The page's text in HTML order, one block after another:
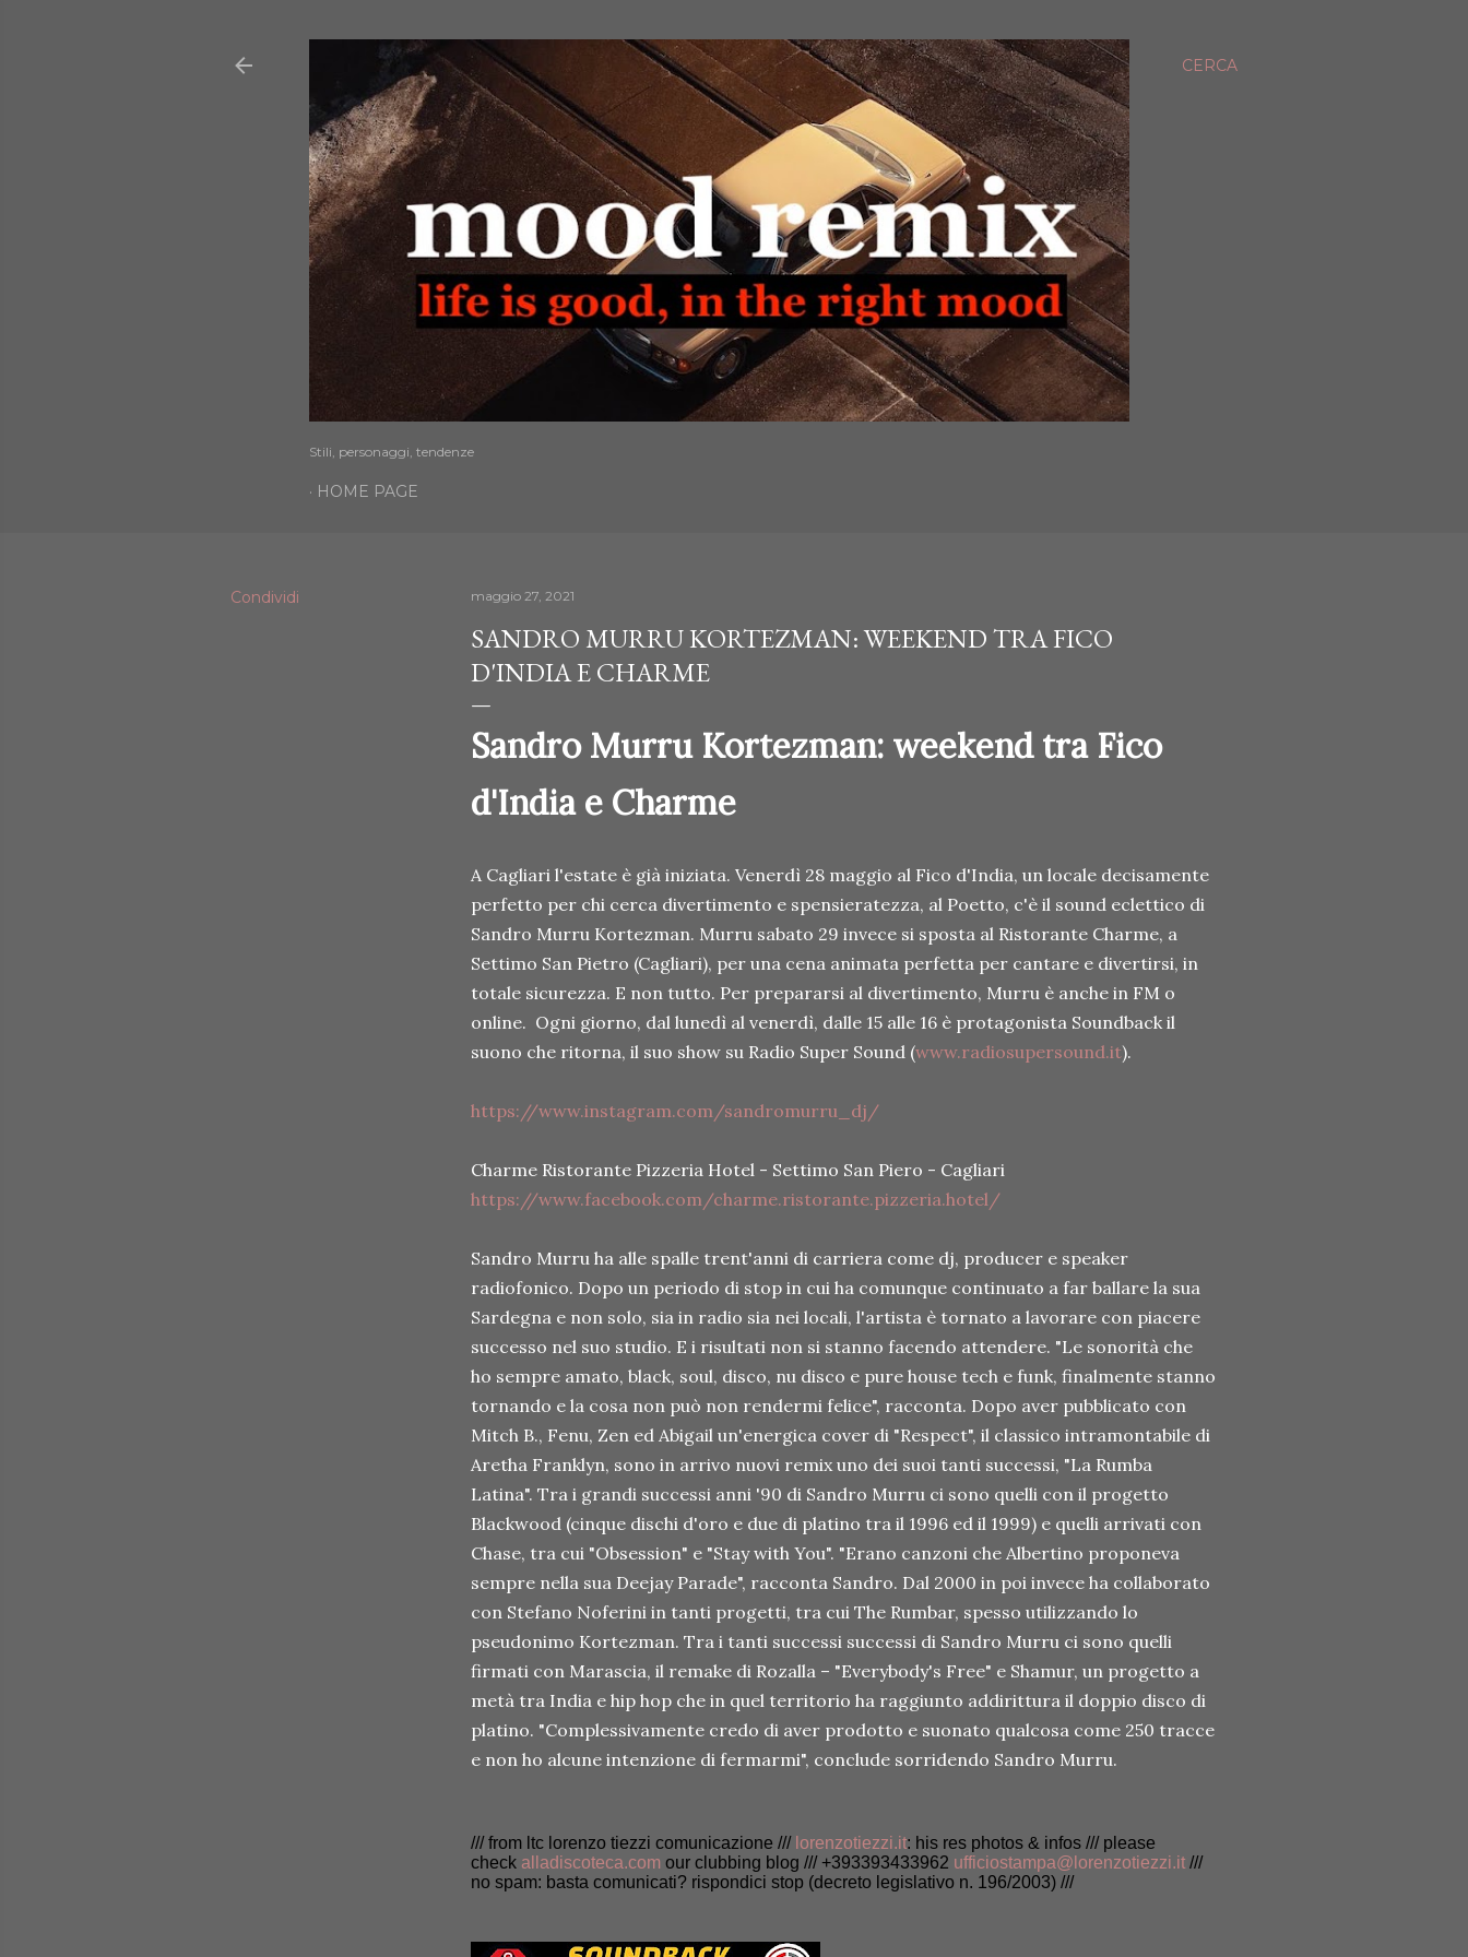
CERCA
Stili, personaggi, tendenze
HOME PAGE
Condividi maggio 27, 2021
SANDRO MURRU KORTEZMAN: WEEKEND TRA FICO
D'INDIA E CHARME
Sandro Murru Kortezman: weekend tra Fico
d'India e Charme
A Cagliari l'estate è già iniziata. Venerdì 28 maggio al Fico d'India, un locale decisamente
perfetto per chi cerca divertimento e spensieratezza, al Poetto, c'è il sound eclettico di
Sandro Murru Kortezman. Murru sabato 29 invece si sposta al Ristorante Charme, a
Settimo San Pietro (Cagliari), per una cena animata perfetta per cantare e divertirsi, in
totale sicurezza. E non tutto. Per prepararsi al divertimento, Murru è anche in FM o
online. Ogni giorno, dal lunedì al venerdì, dalle 15 alle 16 è protagonista Soundback il
suono che ritorna, il suo show su Radio Super Sound (www.radiosupersound.it).
https://www.instagram.com/sandromurru_dj/
Charme Ristorante Pizzeria Hotel - Settimo San Piero - Cagliari
https://www.facebook.com/charme.ristorante.pizzeria.hotel/
Sandro Murru ha alle spalle trent'anni di carriera come dj, producer e speaker
radiofonico. Dopo un periodo di stop in cui ha comunque continuato a far ballare la sua
Sardegna e non solo, sia in radio sia nei locali, l'artista è tornato a lavorare con piacere
successo nel suo studio. E i risultati non si stanno facendo attendere. "Le sonorità che
ho sempre amato, black, soul, disco, nu disco e pure house tech e funk, finalmente stanno
tornando e la cosa non può non rendermi felice", racconta. Dopo aver pubblicato con
Mitch B., Fenu, Zen ed Abigail un'energica cover di "Respect", il classico intramontabile di
Aretha Franklyn, sono in arrivo nuovi remix uno dei suoi tanti successi, "La Rumba
Latina". Tra i grandi successi anni '90 di Sandro Murru ci sono quelli con il progetto
Blackwood (cinque dischi d'oro e due di platino tra il 1996 ed il 1999) e quelli arrivati con
Chase, tra cui "Obsession" e "Stay with You". "Erano canzoni che Albertino proponeva
sempre nella sua Deejay Parade", racconta Sandro. Dal 2000 in poi invece ha collaborato
con Stefano Noferini in tanti progetti, tra cui The Rumbar, spesso utilizzando lo
pseudonimo Kortezman. Tra i tanti successi successi di Sandro Murru ci sono quelli
firmati con Marascia, il remake di Rozalla – "Everybody's Free" e Shamur, un progetto a
metà tra India e hip hop che in quel territorio ha raggiunto addirittura il doppio disco di
platino. "Complessivamente credo di aver prodotto e suonato qualcosa come 250 tracce
e non ho alcune intenzione di fermarmi", conclude sorridendo Sandro Murru.
/// from ltc lorenzo tiezzi comunicazione /// lorenzotiezzi.it: his res photos & infos /// please
check alladiscoteca.com our clubbing blog /// +393393433962 ufficiostampa@lorenzotiezzi.it ///
no spam: basta comunicati? rispondici stop (decreto legislativo n. 196/2003) ///